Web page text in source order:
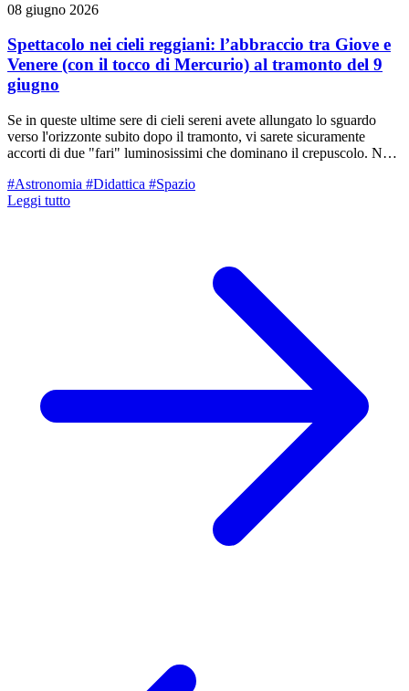
08 giugno 2026
Spettacolo nei cieli reggiani: l’abbraccio tra Giove e
Venere (con il tocco di Mercurio) al tramonto del 9
giugno
Se in queste ultime sere di cieli sereni avete allungato lo sguardo
verso l'orizzonte subito dopo il tramonto, vi sarete sicuramente
accorti di due "fari" luminosissimi che dominano il crepuscolo. Non
pianeti più brillanti del nostro Sistema Solare, che sera dopo sera si
sono avvicinati sempre di più. Il culmine di questo lento valzer
"sorpasso" astronomico, accompagnati a breve distanza da un terzo,
#Astronomia #Didattica #Spazio
Leggi tutto